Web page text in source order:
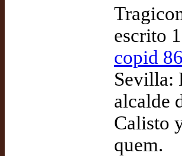
escrito
copid
Sevilla:
alcalde
Calisto
quem.